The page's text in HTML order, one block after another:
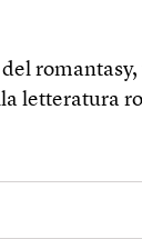
letteratura